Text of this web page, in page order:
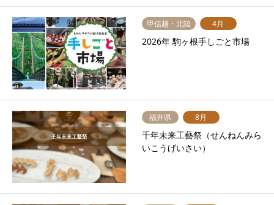
甲信越・北陸 4月
2026年 駒ヶ根手しごと市場
福井県 8月
千年未来工藝祭（せんねんみら
いこうげいさい）